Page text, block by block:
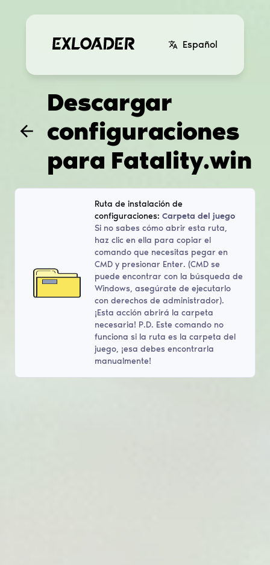
Español
Descargar
configuraciones
para Fatality.win
Ruta de instalación de
configuraciones: Carpeta del juego
Si no sabes cómo abrir esta ruta,
haz clic en ella para copiar el
comando que necesitas pegar en
CMD y presionar Enter. (CMD se
puede encontrar con la búsqueda de
Windows, asegúrate de ejecutarlo
con derechos de administrador).
¡Esta acción abrirá la carpeta
necesaria! P.D. Este comando no
funciona si la ruta es la carpeta del
juego, ¡esa debes encontrarla
manualmente!